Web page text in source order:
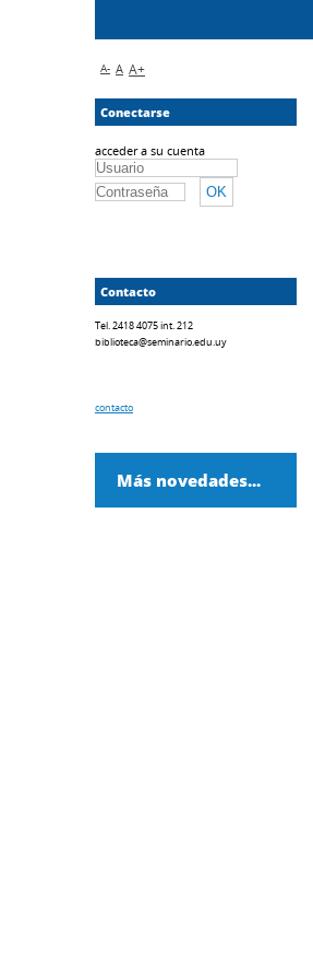
A- A A+
Conectarse
acceder a su cuenta
Contacto
Tel. 2418 4075 int. 212
biblioteca@seminario.edu.uy
contacto
Más novedades...